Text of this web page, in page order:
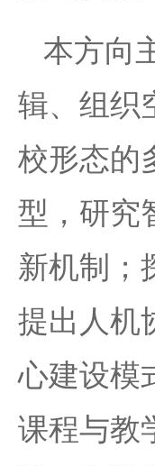
本方向
辑、组织
校形态的
型，研究
新机制；
提出人机
心建设模
课程与教